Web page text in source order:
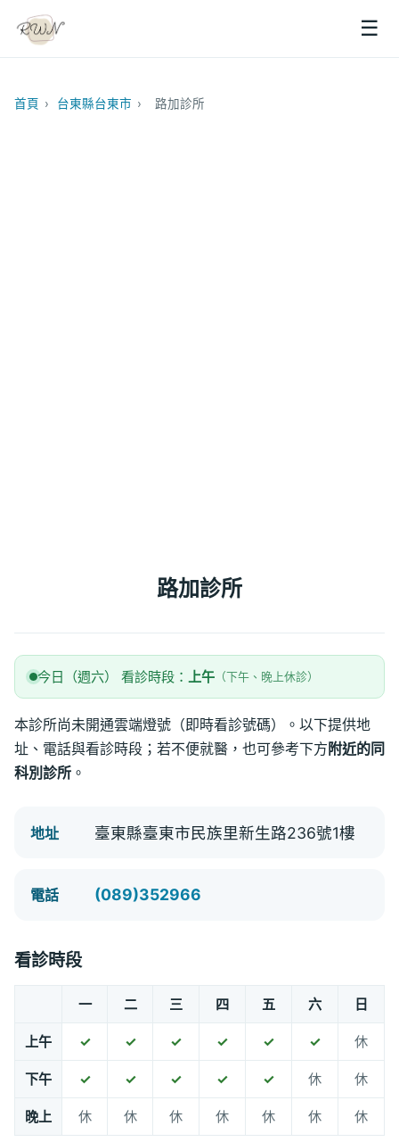
☰
首頁 › 台東縣台東市 › 路加診所
路加診所
今日（週六） 看診時段： 上午 （下午、晚上休診）
本診所尚未開通雲端燈號（即時看診號碼）。以下提供地
址、電話與看診時段；若不便就醫，也可參考下方 附近的同
科別診所 。
地址 臺東縣臺東市民族里新生路236號1樓
電話 (089)352966
看診時段
一 二 三 四 五 六 日
上午 ✓ ✓ ✓ ✓ ✓ ✓ 休
下午 ✓ ✓ ✓ ✓ ✓ 休 休
晚上 休 休 休 休 休 休 休